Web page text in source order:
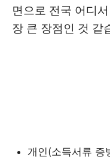
면으로 전국 어디
장 큰 장점인 것 같
개인(소득서류